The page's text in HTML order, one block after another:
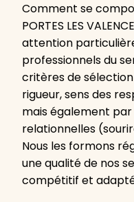
Comment se
PORTES LES
attention
professionnels du
critères de
rigueur, sens des
mais également
relationnelles
Nous les formons
une qualité de nos
compétitif et